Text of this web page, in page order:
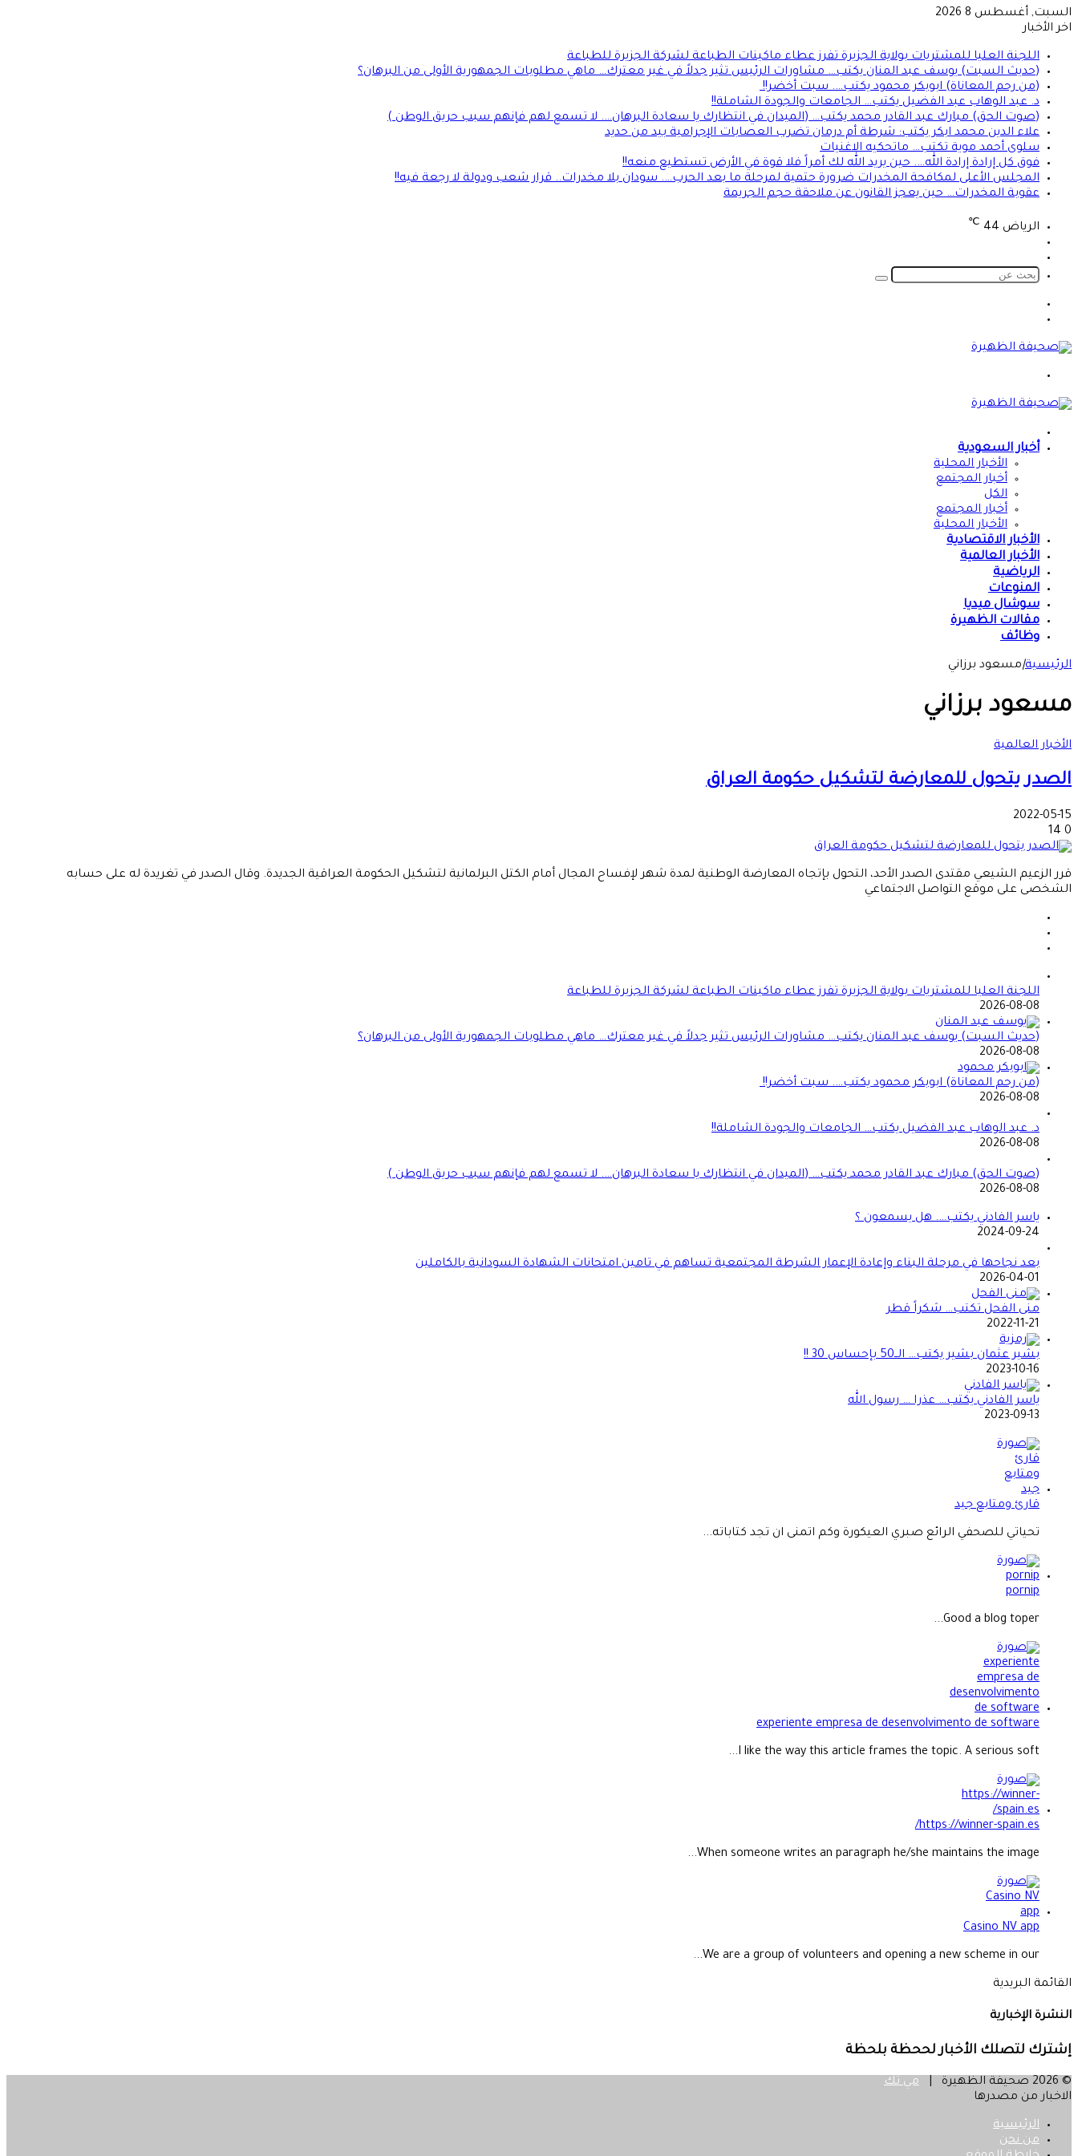
السبت, أغسطس 8 2026
اخر الأخبار
اللجنة العليا للمشتريات بولاية الجزيرة تفرز عطاء ماكينات الطباعة لشركة الجزيرة للطباعة
(حديث السبت) يوسف عبد المنان يكتب… مشاورات الرئيس تثير جدلاً في غير معترك… ماهي مطلوبات الجمهورية الأولى من البرهان؟
(من رحم المعاناة) ابوبكر محمود يكتب…. سبت أخضر!!
د. عبد الوهاب عبد الفضيل يكتب… الجامعات والجودة الشاملة!!
(صوت الحق) مبارك عبد القادر محمد يكتب… (الميدان في انتظارك يا سعادة البرهان…. لا تسمع لهم فإنهم سبب حريق الوطن )
علاء الدين محمد ابكر يكتب: شرطة أم درمان تضرب العصابات الإجرامية بيد من حديد
سلوى أحمد موية تكتب… ماتحكيه الاغنيات
فوق كل إرادة إرادة الله…. حين يريد الله لك أمراً فلا قوة في الأرض تستطيع منعه!!
المجلس الأعلى لمكافحة المخدرات ضرورة حتمية لمرحلة ما بعد الحرب…. سودان بلا مخدرات.. قرار شعب ودولة لا رجعة فيه!!
عقوبة المخدرات… حين يعجز القانون عن ملاحقة حجم الجريمة
الرياض 44
℃
المظلم
بحث
أخبار السعودية
الأخبار المحلية
أخبار المجتمع
الكل
أخبار المجتمع
الأخبار المحلية
الأخبار الاقتصادية
الأخبار العالمية
الرياضية
المنوعات
سوشال ميديا
مقالات الظهيرة
وظائف
الرئيسية|مسعود برزاني
مسعود برزاني
الأخبار العالمية
الصدر يتحول للمعارضة لتشكيل حكومة العراق
2022-05-15
0
قرر الزعيم الشيعي مقتدى الصدر الأحد، التحول بإتجاه المعارضة الوطنية لمدة شهر لإفساح المجال أمام الكتل البرلمانية لتشكيل الحكومة العراقية الجديدة. وقال الصدر في تغريدة له على حسابه
الشخصى على موقع التواصل الاجتماعي
اللجنة العليا للمشتريات بولاية الجزيرة تفرز عطاء ماكينات الطباعة لشركة الجزيرة للطباعة
2026-08-08
(حديث السبت) يوسف عبد المنان يكتب… مشاورات الرئيس تثير جدلاً في غير معترك… ماهي مطلوبات الجمهورية الأولى من البرهان؟
2026-08-08
(من رحم المعاناة) ابوبكر محمود يكتب…. سبت أخضر!!
2026-08-08
د. عبد الوهاب عبد الفضيل يكتب… الجامعات والجودة الشاملة!!
2026-08-08
(صوت الحق) مبارك عبد القادر محمد يكتب… (الميدان في انتظارك يا سعادة البرهان…. لا تسمع لهم فإنهم سبب حريق الوطن )
2026-08-08
ياسر الفادني يكتب…. هل يسمعون ؟
2024-09-24
بعد نجاحها في مرحلة البناء وإعادة الإعمار الشرطة المجتمعية تساهم في تامين امتحانات الشهادة السودانية بالكاملين
2026-04-01
منى الفحل تكتب… شكراً قطر
2022-11-21
بشير عثمان بشير يكتب… الــ50 بإحساس 30 !!
2023-10-16
ياسر الفادني يكتب… عذرا … رسول الله
2023-09-13
قارئ ومتابع جيد
تحياتي للصحفي الرائع صبري العيكورة وكم اتمنى ان تجد كتاباته...
pornip
Good a blog toper...
experiente empresa de desenvolvimento de software
I like the way this article frames the topic. A serious soft...
https://winner-spain.es/
When someone writes an paragraph he/she maintains the image...
Casino NV app
We are a group of volunteers and opening a new scheme in our...
القائمة البريدية
النشرة الإخبارية
إشترك لتصلك الأخبار لححظة بلحظة
© 2026 صحيفة الظهيرة |
مي تك
الاخبار من مصدرها
الرئيسية
من نحن